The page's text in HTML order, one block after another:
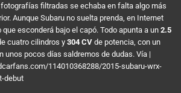
fotografías filtradas se echaba en falta algo más
Aunque Subaru no suelta prenda, en Internet
esconderá bajo el capó. Todo apunta a un 2.5
cuatro cilindros y 304 CV de potencia, con un
unos pocos días saldremos de dudas. Vía |
114010368288/2015-subaru-wrx-
debut